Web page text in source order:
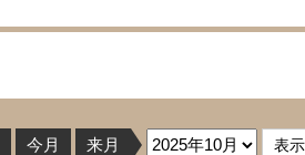
今月 来月